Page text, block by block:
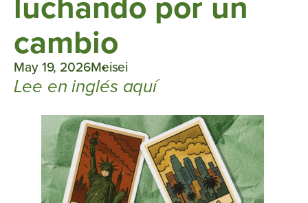
cambio
May 19, 2026Meisei
Lee en inglés aquí